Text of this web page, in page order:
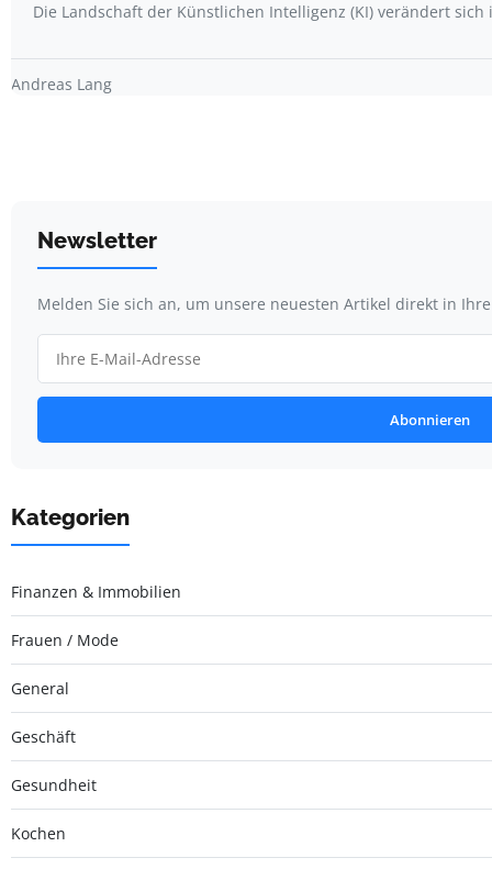
Die Landschaft der Künstlichen Intelligenz (KI) verändert
Andreas Lang
Newsletter
Melden Sie sich an, um unsere neuesten Artikel direkt in
Abonnieren
Kategorien
Finanzen & Immobilien
Frauen / Mode
General
Geschäft
Gesundheit
Kochen